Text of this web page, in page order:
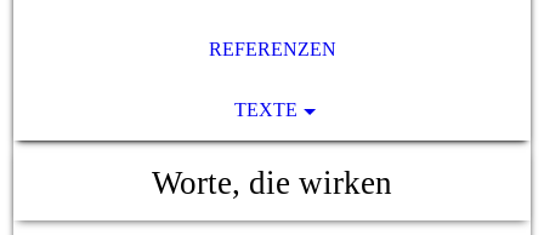
REFERENZEN
TEXTE
Worte, die wirken